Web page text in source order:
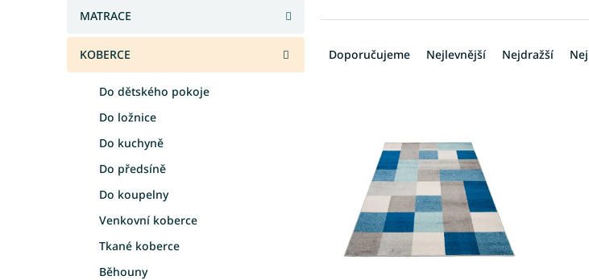
n
p
MATRACE
KOBERCE
Do dětského pokoje
Do ložnice
Do kuchyně
Do předsíně
Do koupelny
Venkovní koberce
Tkané koberce
Běhouny
Doporučujeme Nejlevnější Nejdražší